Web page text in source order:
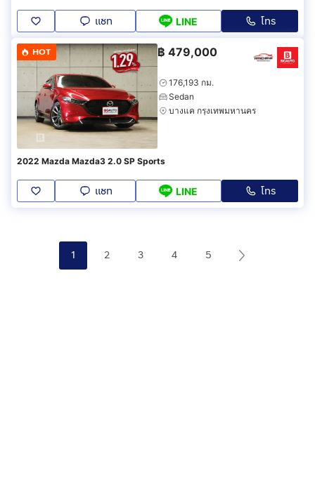
แชท LINE โทร
HOT ฿ 479,000
176,193 กม.
Sedan
บางแค กรุงเทพมหานคร
2022 Mazda Mazda3 2.0 SP Sports
แชท LINE โทร
1 2 3 4 5